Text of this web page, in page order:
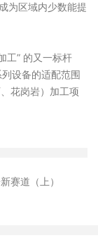
为区域内少数能提
工” 的又一标杆
设备的适配范围
花岗岩）加工项
赛道（上）